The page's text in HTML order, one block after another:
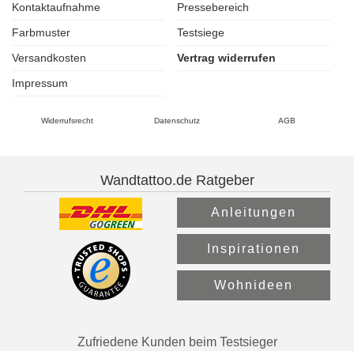
Kontaktaufnahme
Pressebereich
Farbmuster
Testsiege
Versandkosten
Vertrag widerrufen
Impressum
Widerrufsrecht Datenschutz AGB
Wandtattoo.de Ratgeber
Anleitungen
Inspirationen
Wohnideen
Zufriedene Kunden beim Testsieger